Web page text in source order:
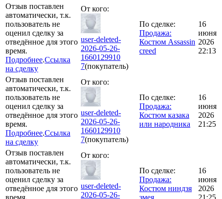
Отзыв поставлен
автоматически, т.к.
пользователь не
оценил сделку за
отведённое для этого
время.
Подробнее.Ссылка
на сделку
От кого:
user-deleted-
2026-05-26-
1660129910
7(покупатель)
По сделке:
Продажа:
Костюм Assassin
creed
16
июня
2026
22:13
Отзыв поставлен
автоматически, т.к.
пользователь не
оценил сделку за
отведённое для этого
время.
Подробнее.Ссылка
на сделку
От кого:
user-deleted-
2026-05-26-
1660129910
7(покупатель)
По сделке:
Продажа:
Костюм казака
или народника
16
июня
2026
21:25
Отзыв поставлен
автоматически, т.к.
пользователь не
оценил сделку за
отведённое для этого
время.
От кого:
user-deleted-
2026-05-26-
По сделке:
Продажа:
Костюм ниндзя
змея
16
июня
2026
21:25